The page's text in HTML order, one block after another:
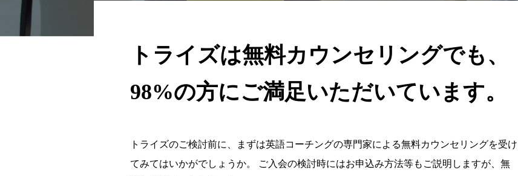
トライズは無料カウンセリングでも、
98%の方にご満足いただいています。
トライズのご検討前に、まずは英語コーチングの専門家による無料カウンセリングを受け
てみてはいかがでしょうか。 ご入会の検討時にはお申込み方法等もご説明しますが、無